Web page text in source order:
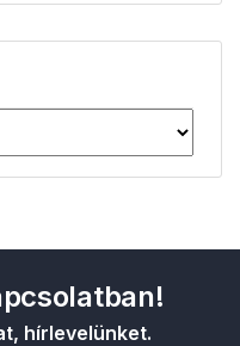
hírlevelünket.